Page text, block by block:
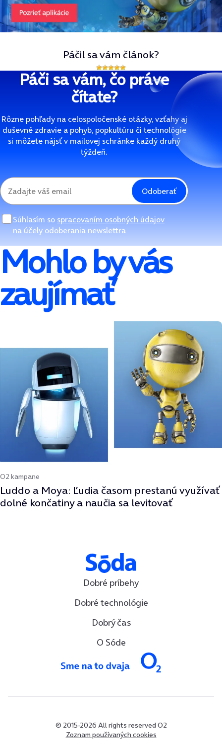
Páčil sa vám článok?
Páči sa vám, čo práve
čítate?
Rôzne pohľady na celospoločenské otázky, vzťahy aj
duševné zdravie a pohyb, popkultúru či technológie
si môžete nájsť v mailovej schránke každý druhý
týždeň.
Odoberať
Súhlasím so spracovaním osobných údajov
na účely odoberania newslettra
Mohlo by vás
zaujímať
O2 kampane
Luddo a Moya: Ľudia časom prestanú využívať
dolné končatiny a naučia sa levitovať
Dobré príbehy
Dobré technológie
Dobrý čas
O Sóde
© 2015-2026 All rights reserved O2
Zoznam používaných cookies